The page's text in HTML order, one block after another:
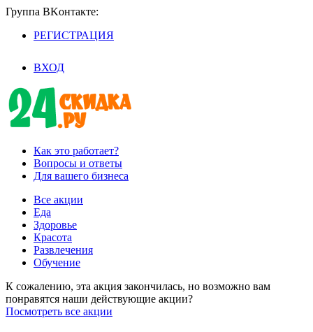
Группа BKoнтaктe:
РЕГИСТРАЦИЯ
ВХОД
Как это работает?
Вопросы и ответы
Для вашего бизнеса
Все акции
Еда
Здоровье
Красота
Развлечения
Обучение
К сожалению, эта акция закончилась, но возможно вам
понравятся наши действующие акции?
Посмотреть все акции